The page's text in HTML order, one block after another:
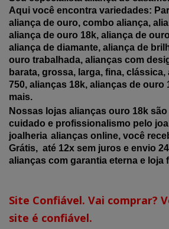
Aqui você encontra variedades:
aliança de ouro, combo aliança,
aliança de ouro 18k, aliança de
aliança de diamante, aliança de
ouro trabalhada, alianças com
barata, grossa, larga, fina,
750, alianças 18k, alianças de ouro
mais.
Nossas lojas alianças ouro 18k
cuidado e profissionalismo pelo
joalheria alianças online, você
Grátis, até 12x sem juros e envio
alianças com garantia eterna e loja
Site Confiável. Vai comprar?
site é confiável.